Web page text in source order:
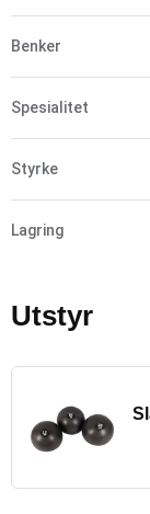
Benker
Spesialitet
Styrke
Lagring
Utstyr